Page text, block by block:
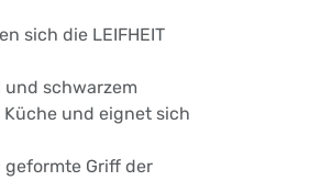
sich die LEIFHEIT
schwarzem
und eignet sich
Griff der